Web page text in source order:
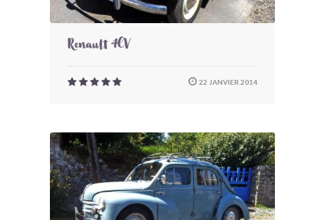
Renault 4CV
22 JANVIER 2014